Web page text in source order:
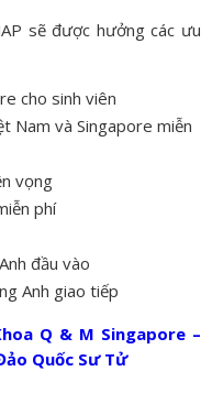
sẽ được hưởng các ưu
cho sinh viên
Nam và Singapore miễn
vọng
phí
đầu vào
Anh giao tiếp
Q & M Singapore –
Quốc Sư Tử